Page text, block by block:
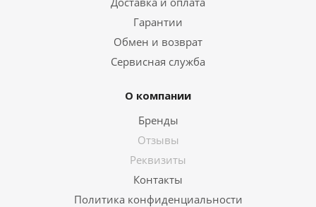
Гарантии
Обмен и возврат
Сервисная служба
О компании
Бренды
Отзывы
Реквизиты
Контакты
Политика конфиденциальности